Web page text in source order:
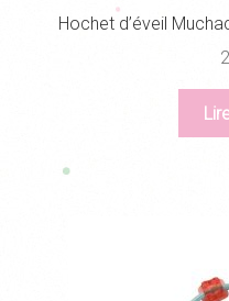
Hochet d’éveil